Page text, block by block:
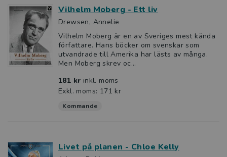
Vilhelm Moberg - Ett liv
Drewsen, Annelie
Vilhelm Moberg är en av Sveriges mest kända
författare. Hans böcker om svenskar som
utvandrade till Amerika har lästs av många.
Men Moberg skrev oc...
181 kr inkl. moms
Exkl. moms: 171 kr
Kommande
Livet på planen - Chloe Kelly